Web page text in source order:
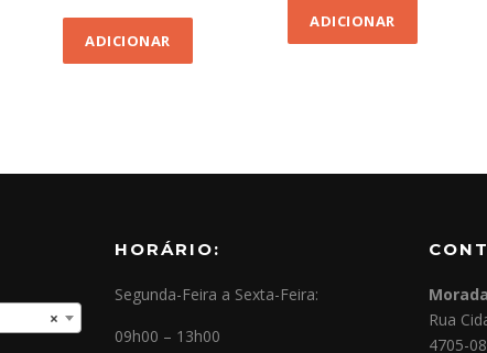
ADICIONAR
ADICIONAR
×
HORÁRIO:
Segunda-Feira a Sexta-Feira:
09h00 – 13h00
Rua
4705-